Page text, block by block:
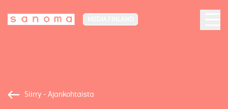
Siirry - Ajankohtaista